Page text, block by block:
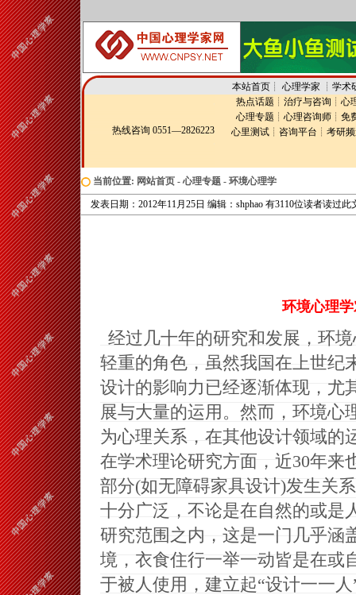
本站首页┊ 心理学家 ┊ 学术
热线咨询 0551—2826223
热点话题 ┊ 治疗与咨询 ┊ 心
心理专题 ┊ 心理咨询师 ┊ 免
心里测试 ┊ 咨询平台 ┊ 考研
当前位置: 网站首页 - 心理专题 - 环境心理学
发表日期：2012年11月25日 编辑：shphao 有3110位读者读过此
环境心理
经过几十年的研究和发展，环
轻重的角色，虽然我国在上世纪
设计的影响力已经逐渐体现，尤
展与大量的运用。然而，环境心
为心理关系，在其他设计领域的
在学术理论研究方面，近30年来
部分(如无障碍家具设计)发生关
十分广泛，不论是在自然的或是
研究范围之内，这是一门几乎涵
境，衣食住行一举一动皆是在或
于被人使用，建立起“设计一一